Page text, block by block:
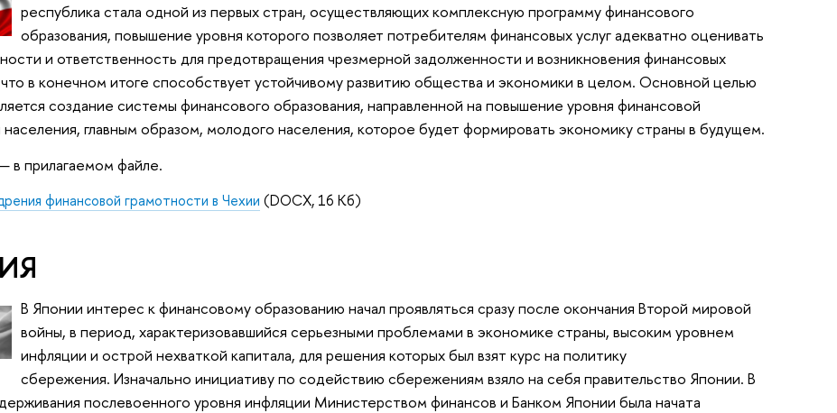
республика стала одной из первых стран, осуществляющих комплексную программу финансового
образования, повышение уровня которого позволяет потребителям финансовых услуг адекватно оценивать
и ответственность для предотвращения чрезмерной задолженности и возникновения финансовых
в конечном итоге способствует устойчивому развитию общества и экономики в целом. Основной целью
создание системы финансового образования, направленной на повышение уровня финансовой
населения, главным образом, молодого населения, которое будет формировать экономику страны в будущем.
прилагаемом файле.
финансовой грамотности в Чехии (DOCX, 16 Кб)
В Японии интерес к финансовому образованию начал проявляться сразу после окончания Второй мировой
войны, в период, характеризовавшийся серьезными проблемами в экономике страны, высоким уровнем
инфляции и острой нехваткой капитала, для решения которых был взят курс на политику
сбережения. Изначально инициативу по содействию сбережениям взяло на себя правительство Японии. В
послевоенного уровня инфляции Министерством финансов и Банком Японии была начата